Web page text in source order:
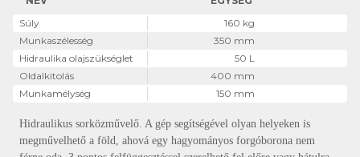
Súly
160 kg
Munkaszélesség
350 mm
Hidraulika olajszükséglet
50 L
Oldalkitolás
400 mm
Munkamélység
150 mm
Hidraulikus sorközművelő. A gép segítségével olyan helyeken is
megművelhető a föld, ahová egy hagyományos forgóborona nem